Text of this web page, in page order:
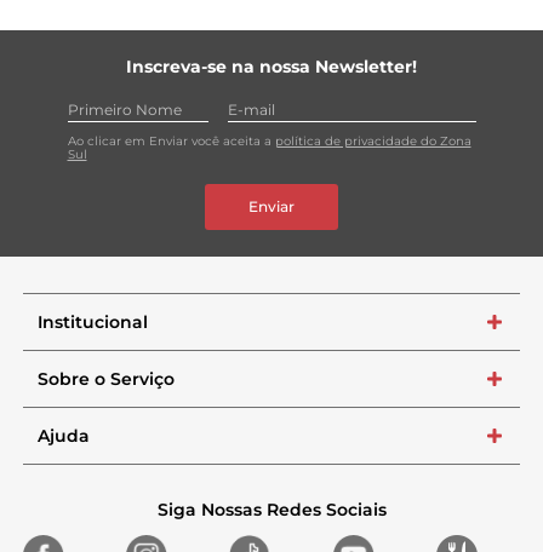
Inscreva-se na nossa Newsletter!
Ao clicar em Enviar você aceita a política de privacidade do Zona
Sul
Enviar
Institucional +
Sobre o Serviço +
Ajuda +
Siga Nossas Redes Sociais